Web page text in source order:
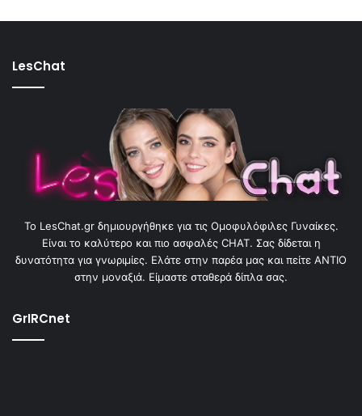
LesChat
To LesChat.gr δημιουργήθηκε για τις Ομοφυλόφιλες Γυναίκες.
Είναι το καλύτερο και πιο ασφαλές CHAT. Σας δίδεται η
δυνατότητα για γνωριμίες. Ελάτε στην παρέα μας και πείτε ΑΝΤΙΟ
στην μοναξιά. Είμαστε σταθερά δίπλα σας.
GrIRCnet